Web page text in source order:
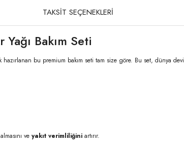
TAKSİT SEÇENEKLERİ
Bakım Seti
bu premium bakım seti tam size göre. Bu set, dünya devi
ve yakıt verimliliğini artırır.